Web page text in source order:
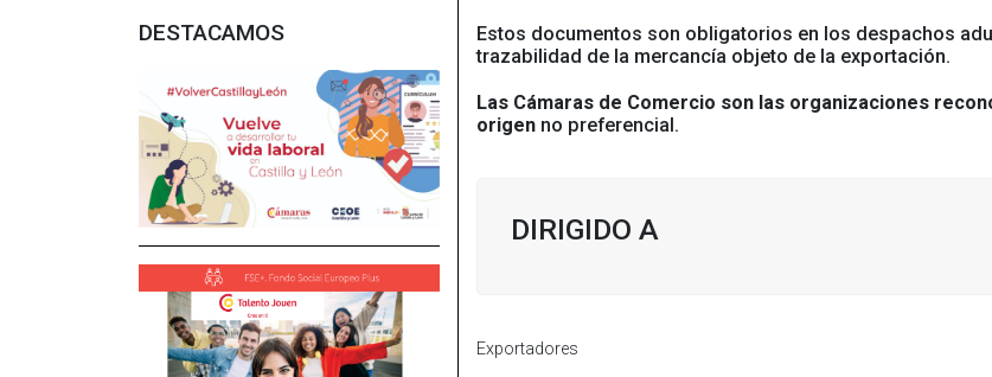
DESTACAMOS
Estos documentos son obligatorios en los despachos
trazabilidad de la mercancía objeto de la exportación.
Las Cámaras de Comercio son las organizaciones
origen no preferencial.
DIRIGIDO A
Exportadores